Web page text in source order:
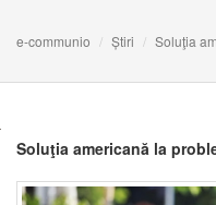
e-communio Știri Soluţia
Soluţia americană la